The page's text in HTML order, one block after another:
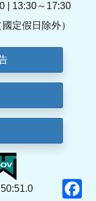
| 13:30～17:30
定假日除外）